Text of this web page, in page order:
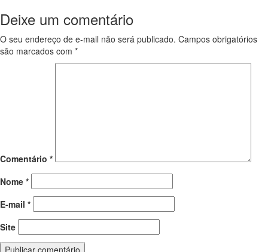
Deixe um comentário
O seu endereço de e-mail não será publicado. Campos obrigatórios
são marcados com *
Comentário *
Nome *
E-mail *
Site